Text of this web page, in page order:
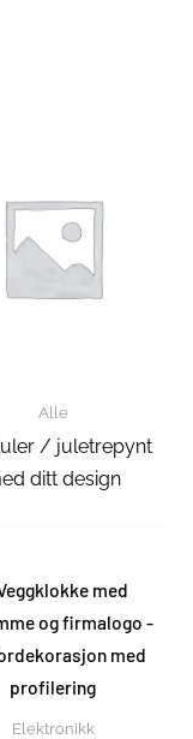
Alle
/ juletrepynt
ditt design
Elektronikk